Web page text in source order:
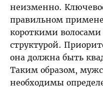
неизменно.
правильном
короткими волосами
структурой.
она должна быть
Таким образом,
необходимы